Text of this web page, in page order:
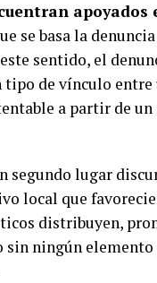
apoyados
se basa la
sentido, el
tipo de vínculo
a partir de
segundo lugar
local que
distribuyen,
sin ningún